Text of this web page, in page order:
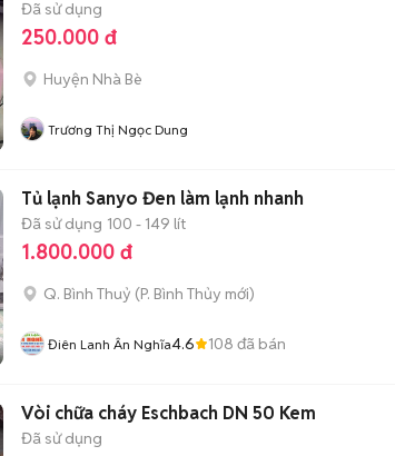
Đã sử dụng
250.000 đ
Huyện Nhà Bè
Trương Thị Ngọc Dung
Tủ lạnh Sanyo Đen làm lạnh nhanh
Đã sử dụng 100 - 149 lít
1.800.000 đ
Q. Bình Thuỷ (P. Bình Thủy mới)
Điên Lanh Ân Nghĩa4.6 108 đã bán
Vòi chữa cháy Eschbach DN 50 Kem
Đã sử dụng